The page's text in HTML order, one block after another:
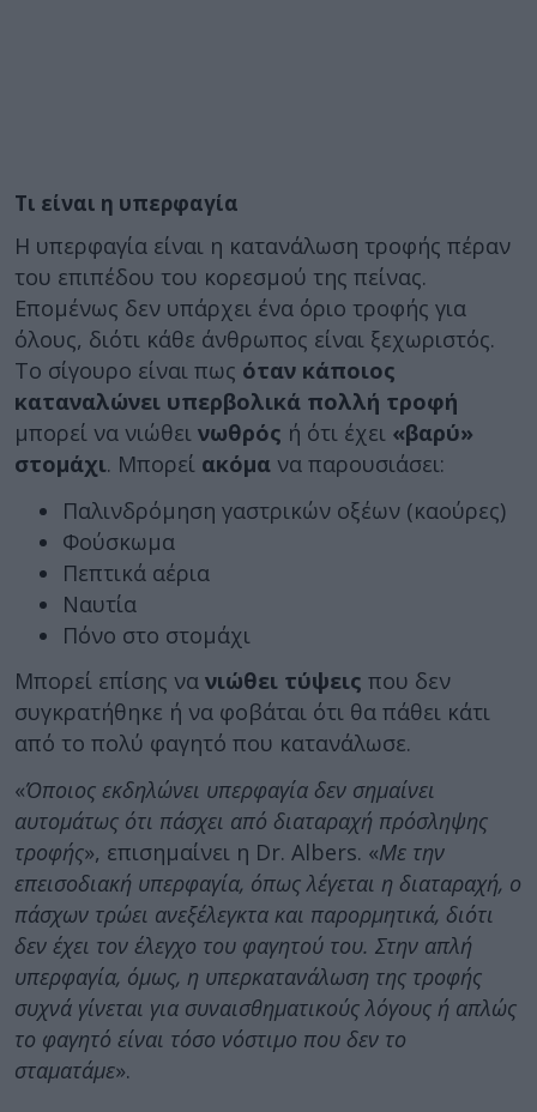
Τι είναι η υπερφαγία
Η υπερφαγία είναι η κατανάλωση τροφής πέραν
του επιπέδου του κορεσμού της πείνας.
Επομένως δεν υπάρχει ένα όριο τροφής για
όλους, διότι κάθε άνθρωπος είναι ξεχωριστός.
Το σίγουρο είναι πως όταν κάποιος
καταναλώνει υπερβολικά πολλή τροφή
μπορεί να νιώθει νωθρός ή ότι έχει «βαρύ»
στομάχι. Μπορεί ακόμα να παρουσιάσει:
Παλινδρόμηση γαστρικών οξέων (καούρες)
Φούσκωμα
Πεπτικά αέρια
Ναυτία
Πόνο στο στομάχι
Μπορεί επίσης να νιώθει τύψεις που δεν
συγκρατήθηκε ή να φοβάται ότι θα πάθει κάτι
από το πολύ φαγητό που κατανάλωσε.
«Όποιος εκδηλώνει υπερφαγία δεν σημαίνει
αυτομάτως ότι πάσχει από διαταραχή πρόσληψης
τροφής», επισημαίνει η Dr. Albers. «Με την
επεισοδιακή υπερφαγία, όπως λέγεται η διαταραχή, ο
πάσχων τρώει ανεξέλεγκτα και παρορμητικά, διότι
δεν έχει τον έλεγχο του φαγητού του. Στην απλή
υπερφαγία, όμως, η υπερκατανάλωση της τροφής
συχνά γίνεται για συναισθηματικούς λόγους ή απλώς
το φαγητό είναι τόσο νόστιμο που δεν το
σταματάμε».